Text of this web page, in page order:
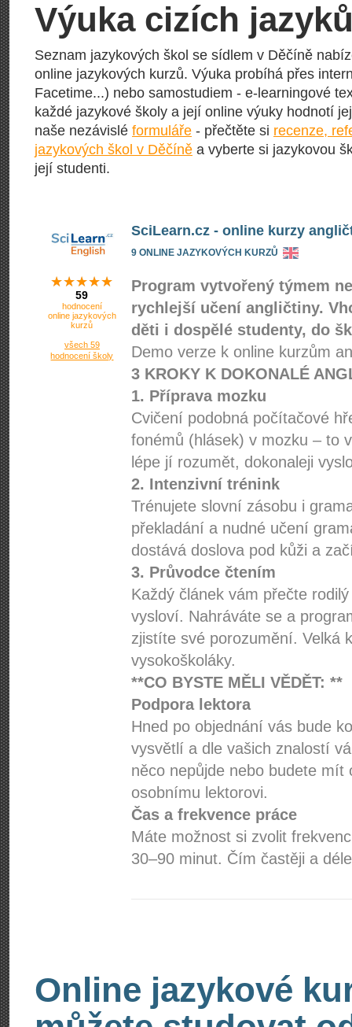
Výuka cizích
Seznam jazykových škol se sídlem v Děčíně
online jazykových kurzů. Výuka probíhá přes
Facetime...) nebo samostudiem - e-learningové
každé jazykové školy a její online výuky hodnotí
naše nezávislé formuláře - přečtěte si recenze,
jazykových škol v Děčíně a vyberte si jazykovou
její studenti.
SciLearn.cz - online kurzy
9 ONLINE JAZYKOVÝCH KURZŮ
59
hodnocení
online jazykových
kurzů
všech 59
hodnocení školy
Program vytvořený týmem
rychlejší učení angličtiny.
děti i dospělé studenty, do
Demo verze k online kurzům
3 KROKY K DOKONALÉ
1. Příprava mozku
Cvičení podobná počítačové
fonémů (hlásek) v mozku – to
lépe jí rozumět, dokonaleji
2. Intenzivní trénink
Trénujete slovní zásobu i
překladání a nudné učení
dostává doslova pod kůži a
3. Průvodce čtením
Každý článek vám přečte
vysloví. Nahráváte se a
zjistíte své porozumění. Velká
vysokoškoláky.
**CO BYSTE MĚLI VĚDĚT: **
Podpora lektora
Hned po objednání vás bude
vysvětlí a dle vašich znalostí
něco nepůjde nebo budete
osobnímu lektorovi.
Čas a frekvence práce
Máte možnost si zvolit
30–90 minut. Čím častěji a
Online jazykové